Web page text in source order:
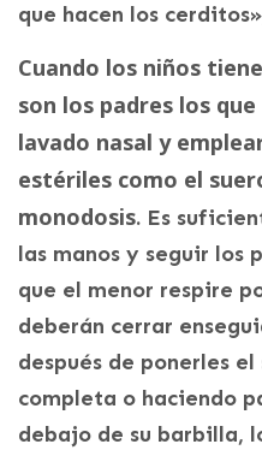
que hacen los
Cuando los niños
son los padres los
lavado nasal y
estériles como el
monodosis. Es
las manos y seguir los
que el menor respire
deberán cerrar
después de ponerles
completa o haciendo
debajo de su barbilla,